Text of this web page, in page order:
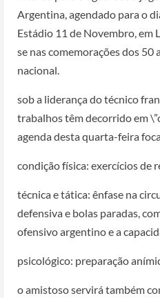
Argentina, agendado para o
Estádio 11 de Novembro, em
se nas comemorações dos 50
nacional.
sob a liderança do técnico
trabalhos têm decorrido em
agenda desta quarta-feira
condição física: exercícios de
técnica e tática: ênfase na
defensiva e bolas paradas,
ofensivo argentino e a
psicológico: preparação
o amistoso servirá também